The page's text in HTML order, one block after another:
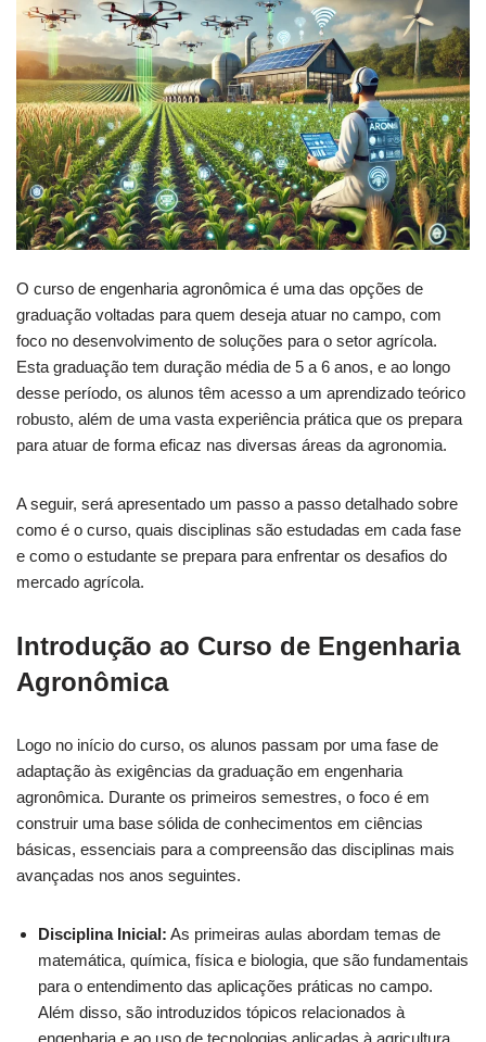
O curso de engenharia agronômica é uma das opções de
graduação voltadas para quem deseja atuar no campo, com
foco no desenvolvimento de soluções para o setor agrícola.
Esta graduação tem duração média de 5 a 6 anos, e ao longo
desse período, os alunos têm acesso a um aprendizado teórico
robusto, além de uma vasta experiência prática que os prepara
para atuar de forma eficaz nas diversas áreas da agronomia.
A seguir, será apresentado um passo a passo detalhado sobre
como é o curso, quais disciplinas são estudadas em cada fase
e como o estudante se prepara para enfrentar os desafios do
mercado agrícola.
Introdução ao Curso de Engenharia
Agronômica
Logo no início do curso, os alunos passam por uma fase de
adaptação às exigências da graduação em engenharia
agronômica. Durante os primeiros semestres, o foco é em
construir uma base sólida de conhecimentos em ciências
básicas, essenciais para a compreensão das disciplinas mais
avançadas nos anos seguintes.
Disciplina Inicial: As primeiras aulas abordam temas de
matemática, química, física e biologia, que são fundamentais
para o entendimento das aplicações práticas no campo.
Além disso, são introduzidos tópicos relacionados à
engenharia e ao uso de tecnologias aplicadas à agricultura.